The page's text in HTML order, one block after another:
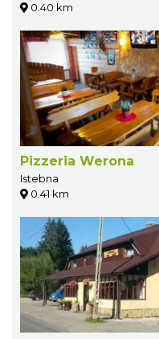
0.40 km
Pizzeria Werona
Istebna
0.41 km